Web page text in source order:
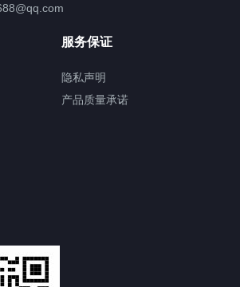
服务保证
隐私声明
产品质量承诺